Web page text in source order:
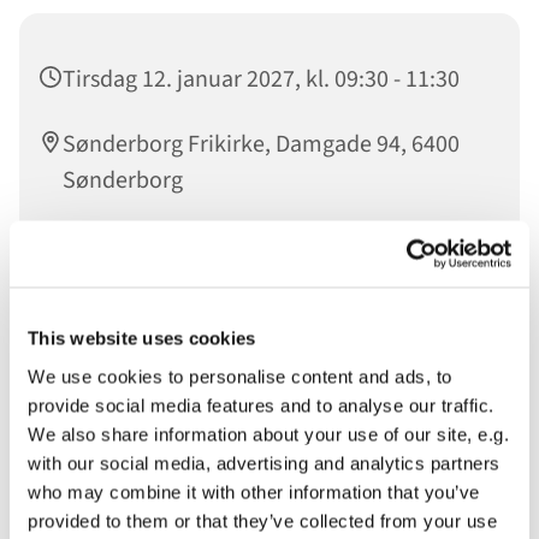
This website uses cookies
We use cookies to personalise content and ads, to
provide social media features and to analyse our traffic.
We also share information about your use of our site, e.g.
with our social media, advertising and analytics partners
who may combine it with other information that you’ve
provided to them or that they’ve collected from your use
Tirsdag 12. januar 2027, kl. 09:30 - 11:30
Sønderborg Frikirke, Damgade 94, 6400
Sønderborg
Så er der café i Sønderborg Frikirke igen. Hver tirsdag er
der fra kl. 9.30 - 11.30 kreativ café.
Det er Anette Luttermann, der byder jer velkommen - og
udover, at der vil være kaffe og plads til fællesskab og
hyggelige samtaler, så vil alt hvad der fremstilles gå til